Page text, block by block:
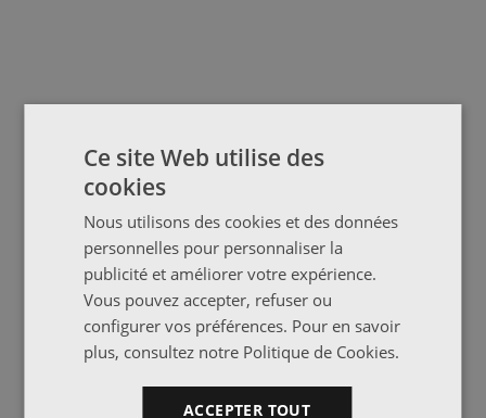
Ce site Web utilise des
cookies
Nous utilisons des cookies et des données
personnelles pour personnaliser la
publicité et améliorer votre expérience.
Vous pouvez accepter, refuser ou
configurer vos préférences. Pour en savoir
plus, consultez notre Politique de Cookies.
ACCEPTER TOUT